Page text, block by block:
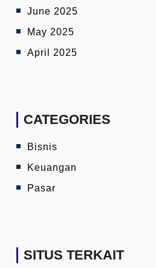
June 2025
May 2025
April 2025
CATEGORIES
Bisnis
Keuangan
Pasar
SITUS TERKAIT